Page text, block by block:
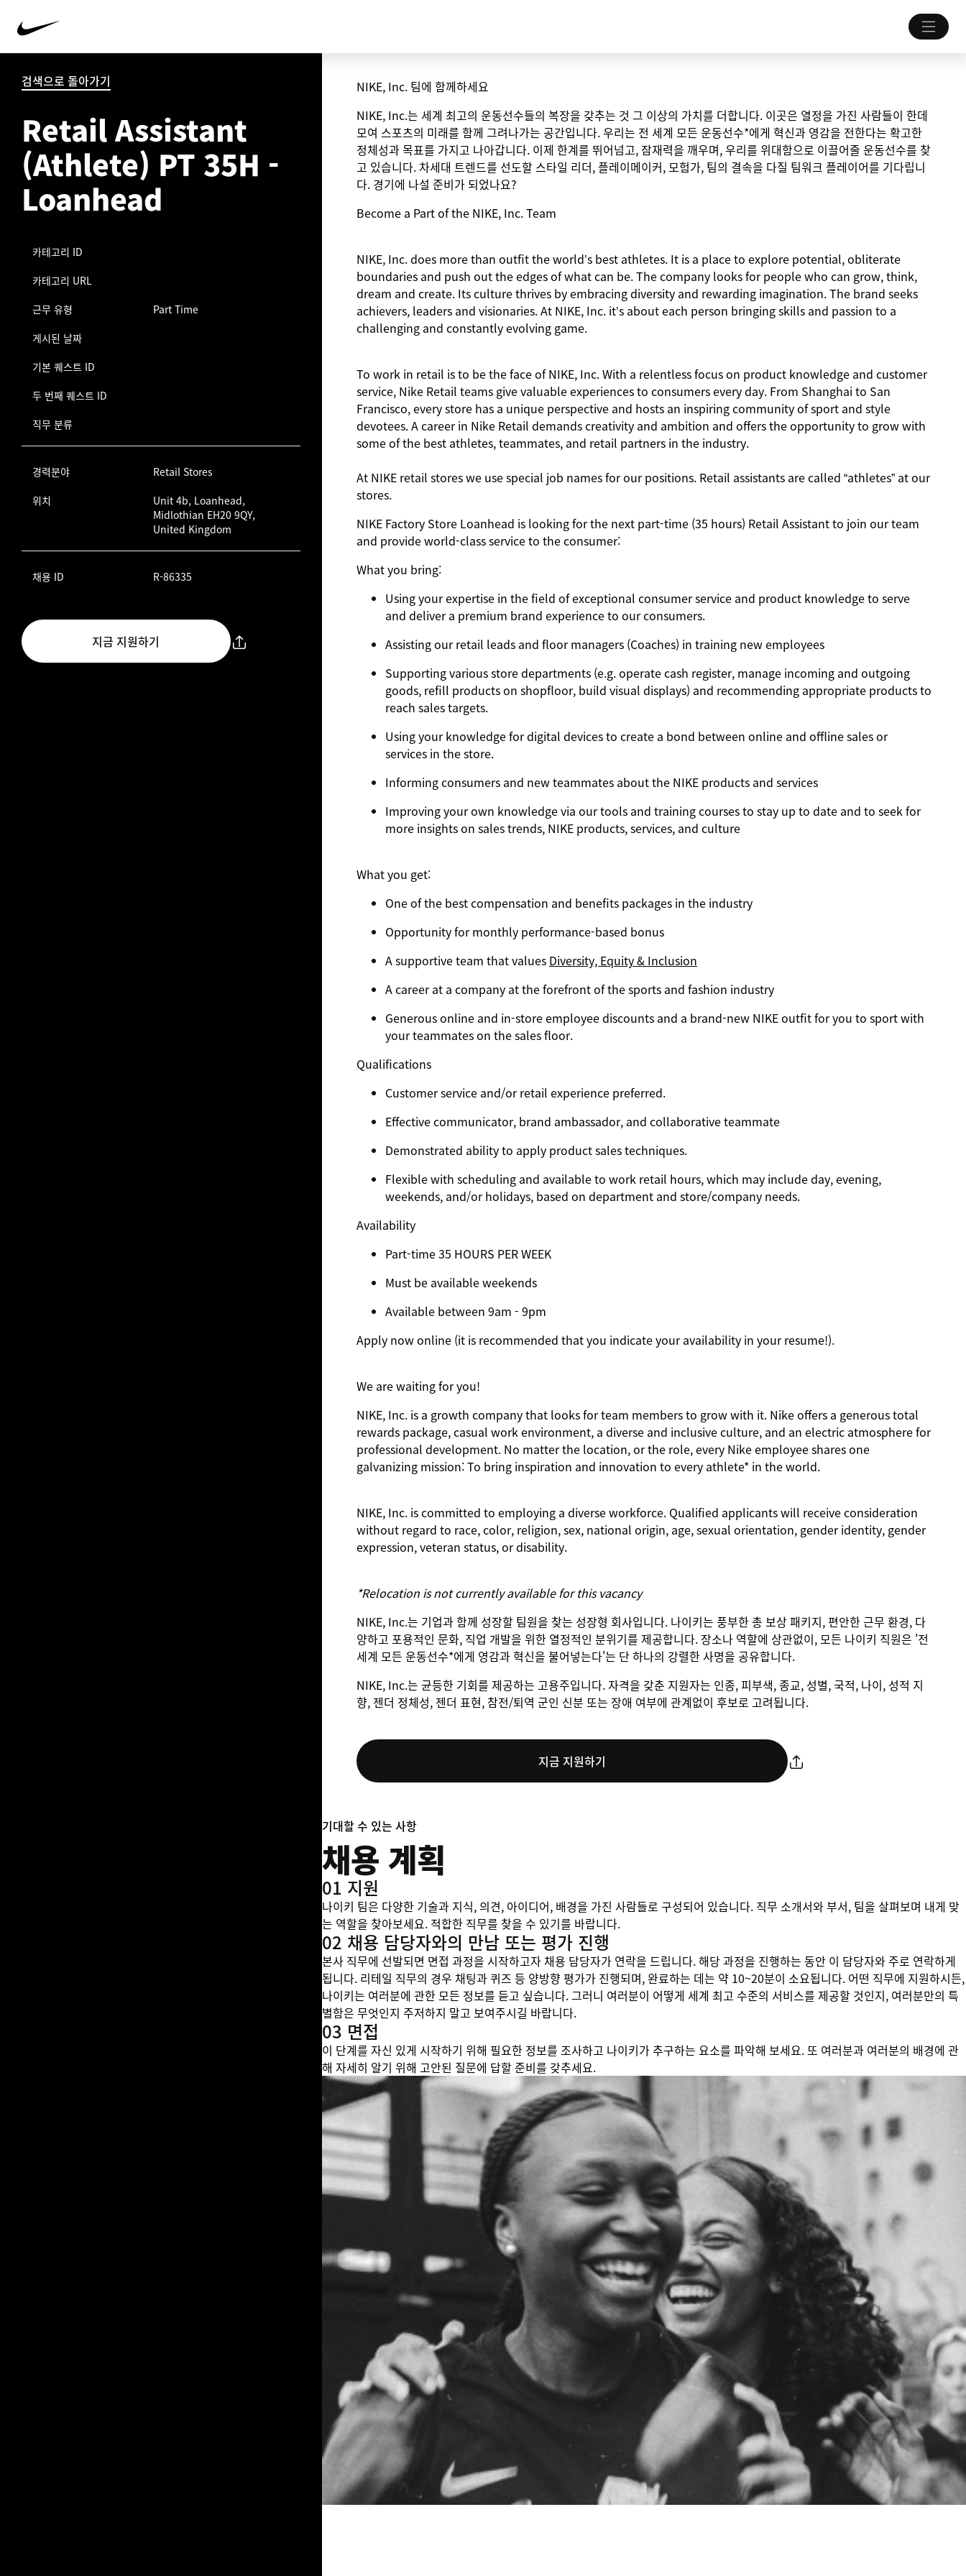
검색으로 돌아가기
Retail Assistant
(Athlete) PT 35H -
Loanhead
카테고리 ID
카테고리 URL
근무 유형
Part Time
게시된 날짜
기본 퀘스트 ID
두 번째 퀘스트 ID
직무 분류
경력분야
Retail Stores
위치
Unit 4b, Loanhead,
Midlothian EH20 9QY,
United Kingdom
채용 ID R-86335
지금 지원하기
NIKE, Inc. 팀에 함께하세요
NIKE, Inc.는 세계 최고의 운동선수들의 복장을 갖추는 것 그 이상의 가치를 더합니다. 이곳은 열정을 가진 사람들이 한데
모여 스포츠의 미래를 함께 그려나가는 공간입니다. 우리는 전 세계 모든 운동선수*에게 혁신과 영감을 전한다는 확고한
정체성과 목표를 가지고 나아갑니다. 이제 한계를 뛰어넘고, 잠재력을 깨우며, 우리를 위대함으로 이끌어줄 운동선수를 찾
고 있습니다. 차세대 트렌드를 선도할 스타일 리더, 플레이메이커, 모험가, 팀의 결속을 다질 팀워크 플레이어를 기다립니
다. 경기에 나설 준비가 되었나요?
Become a Part of the NIKE, Inc. Team
NIKE, Inc. does more than outfit the world’s best athletes. It is a place to explore potential, obliterate
boundaries and push out the edges of what can be. The company looks for people who can grow, think,
dream and create. Its culture thrives by embracing diversity and rewarding imagination. The brand seeks
achievers, leaders and visionaries. At NIKE, Inc. it’s about each person bringing skills and passion to a
challenging and constantly evolving game.
To work in retail is to be the face of NIKE, Inc. With a relentless focus on product knowledge and customer
service, Nike Retail teams give valuable experiences to consumers every day. From Shanghai to San
Francisco, every store has a unique perspective and hosts an inspiring community of sport and style
devotees. A career in Nike Retail demands creativity and ambition and offers the opportunity to grow with
some of the best athletes, teammates, and retail partners in the industry.
At NIKE retail stores we use special job names for our positions. Retail assistants are called “athletes” at our
stores.
NIKE Factory Store Loanhead is looking for the next part-time (35 hours) Retail Assistant to join our team
and provide world-class service to the consumer:
What you bring:
Using your expertise in the field of exceptional consumer service and product knowledge to serve
and deliver a premium brand experience to our consumers.
Assisting our retail leads and floor managers (Coaches) in training new employees
Supporting various store departments (e.g. operate cash register, manage incoming and outgoing
goods, refill products on shopfloor, build visual displays) and recommending appropriate products to
reach sales targets.
Using your knowledge for digital devices to create a bond between online and offline sales or
services in the store.
Informing consumers and new teammates about the NIKE products and services
Improving your own knowledge via our tools and training courses to stay up to date and to seek for
more insights on sales trends, NIKE products, services, and culture
What you get:
One of the best compensation and benefits packages in the industry
Opportunity for monthly performance-based bonus
A supportive team that values Diversity, Equity & Inclusion
A career at a company at the forefront of the sports and fashion industry
Generous online and in-store employee discounts and a brand-new NIKE outfit for you to sport with
your teammates on the sales floor.
Qualifications
Customer service and/or retail experience preferred.
Effective communicator, brand ambassador, and collaborative teammate
Demonstrated ability to apply product sales techniques.
Flexible with scheduling and available to work retail hours, which may include day, evening,
weekends, and/or holidays, based on department and store/company needs.
Availability
Part-time35 HOURS PER WEEK
Must be available weekends
Available between 9am - 9pm
Apply now online (it is recommended that you indicate your availability in your resume!).
We are waiting for you!
NIKE, Inc. is a growth company that looks for team members to grow with it. Nike offers a generous total
rewards package, casual work environment, a diverse and inclusive culture, and an electric atmosphere for
professional development. No matter the location, or the role, every Nike employee shares one
galvanizing mission: To bring inspiration and innovation to every athlete* in the world.
NIKE, Inc. is committed to employing a diverse workforce. Qualified applicants will receive consideration
without regard to race, color, religion, sex, national origin, age, sexual orientation, gender identity, gender
expression, veteran status, or disability.
*Relocation is not currently available for this vacancy
NIKE, Inc.는 기업과 함께 성장할 팀원을 찾는 성장형 회사입니다. 나이키는 풍부한 총 보상 패키지, 편안한 근무 환경, 다
양하고 포용적인 문화, 직업 개발을 위한 열정적인 분위기를 제공합니다. 장소나 역할에 상관없이, 모든 나이키 직원은 '전
세계 모든 운동선수*에게 영감과 혁신을 불어넣는다'는 단 하나의 강렬한 사명을 공유합니다.
NIKE, Inc.는 균등한 기회를 제공하는 고용주입니다. 자격을 갖춘 지원자는 인종, 피부색, 종교, 성별, 국적, 나이, 성적 지
향, 젠더 정체성, 젠더 표현, 참전/퇴역 군인 신분 또는 장애 여부에 관계없이 후보로 고려됩니다.
지금 지원하기
기대할 수 있는 사항
채용 계획
01 지원
나이키 팀은 다양한 기술과 지식, 의견, 아이디어, 배경을 가진 사람들로 구성되어 있습니다. 직무 소개서와 부서, 팀을 살펴보며 내게 맞
는 역할을 찾아보세요. 적합한 직무를 찾을 수 있기를 바랍니다.
02 채용 담당자와의 만남 또는 평가 진행
본사 직무에 선발되면 면접 과정을 시작하고자 채용 담당자가 연락을 드립니다. 해당 과정을 진행하는 동안 이 담당자와 주로 연락하게
됩니다. 리테일 직무의 경우 채팅과 퀴즈 등 양방향 평가가 진행되며, 완료하는 데는 약 10~20분이 소요됩니다. 어떤 직무에 지원하시든,
나이키는 여러분에 관한 모든 정보를 듣고 싶습니다. 그러니 여러분이 어떻게 세계 최고 수준의 서비스를 제공할 것인지, 여러분만의 특
별함은 무엇인지 주저하지 말고 보여주시길 바랍니다.
03 면접
이 단계를 자신 있게 시작하기 위해 필요한 정보를 조사하고 나이키가 추구하는 요소를 파악해 보세요. 또 여러분과 여러분의 배경에 관
해 자세히 알기 위해 고안된 질문에 답할 준비를 갖추세요.